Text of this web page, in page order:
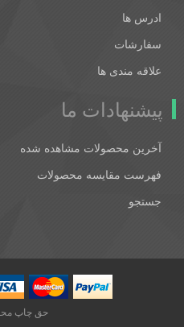
ادرس ها
سفارشات
علاقه مندی ها
پیشنهادات ما
آخرین محصولات مشاهده شده
فهرست مقایسه محصولات
جستجو
حق چاپ